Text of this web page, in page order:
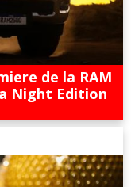
de la RAM
Night Edition